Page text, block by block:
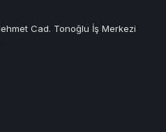
Cad. Tonoğlu İş Merkezi